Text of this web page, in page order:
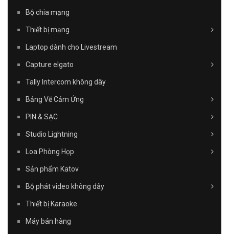
Bộ chia mạng
Thiết bị mạng
Laptop dành cho Livestream
Capture elgato
Tally Intercom không dây
Bảng Vẽ Cảm Ứng
PIN & SẠC
Studio Lightning
Loa Phòng Họp
Sản phẩm Katov
Bộ phát video không dây
Thiết bị Karaoke
Máy bán hàng